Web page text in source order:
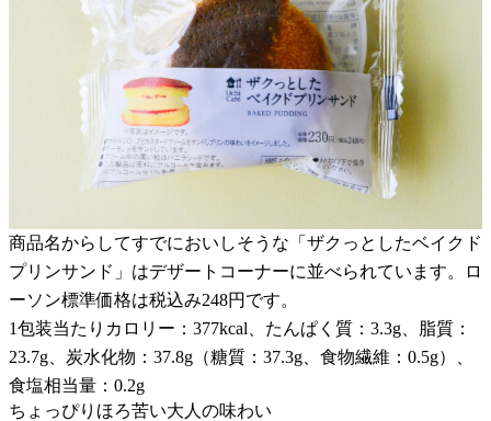
商品名からしてすでにおいしそうな「ザクっとしたベイクド
プリンサンド」はデザートコーナーに並べられています。ロ
ーソン標準価格は税込み248円です。
1包装当たりカロリー：377kcal、たんぱく質：3.3g、脂質：
23.7g、炭水化物：37.8g（糖質：37.3g、食物繊維：0.5g）、
食塩相当量：0.2g
ちょっぴりほろ苦い大人の味わい